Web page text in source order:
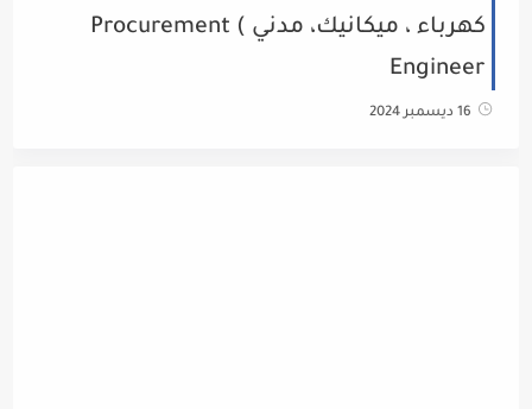
كهرباء ، ميكانيك، مدني ) Procurement
Engineer
16 ديسمبر 2024